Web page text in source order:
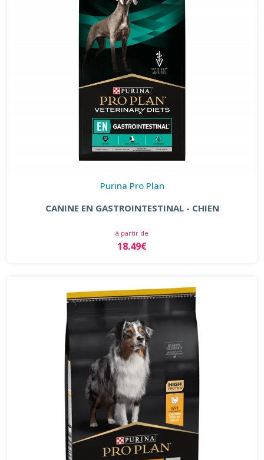
Purina Pro Plan
CANINE EN GASTROINTESTINAL - CHIEN
à partir de
18.49€